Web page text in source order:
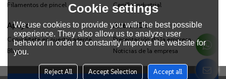
Filamentos de pincel
Cepillo industrial
Apoyo
Conviértete en nuestro agente
Blogs
Acerca De
Presentación de la empresa
Noticias de la empresa
Cookie settings
We use cookies to provide you with the best possible
experience. They also allow us to analyze user
behavior in order to constantly improve the website for
you.
Reject All Accept Selection Accept all